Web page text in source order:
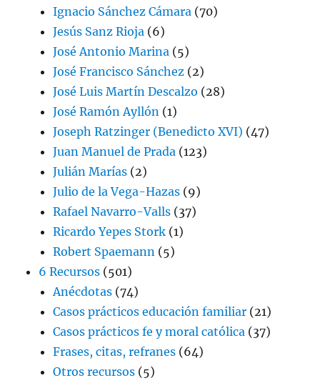
Ignacio Sánchez Cámara (70)
Jesús Sanz Rioja (6)
José Antonio Marina (5)
José Francisco Sánchez (2)
José Luis Martín Descalzo (28)
José Ramón Ayllón (1)
Joseph Ratzinger (Benedicto XVI) (47)
Juan Manuel de Prada (123)
Julián Marías (2)
Julio de la Vega-Hazas (9)
Rafael Navarro-Valls (37)
Ricardo Yepes Stork (1)
Robert Spaemann (5)
6 Recursos (501)
Anécdotas (74)
Casos prácticos educación familiar (21)
Casos prácticos fe y moral católica (37)
Frases, citas, refranes (64)
Otros recursos (5)